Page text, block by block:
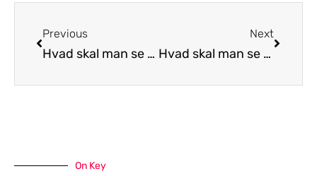
Previous
Hvad skal man se på Tunø
Next
Hvad skal man se på Thurø
On Key